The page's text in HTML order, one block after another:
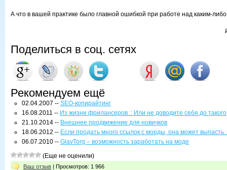
А что в вашей практике было главной ошибкой при работе над каким-
Поделиться в соц. сетях
Рекомендуем ещё
02.04.2007 -- SEO-копирайтинг
16.08.2011 -- Из жизни фрилансеров :: Или не доводите себя до такого
21.10.2014 -- Внешнее продвижение для новичков
18.06.2012 -- Если продать много ссылок с морды, она может
06.07.2010 -- GlavTorg – возможность заработать на моде
(Еще не оценили)
Ваш отзыв | Просмотров: 1 966